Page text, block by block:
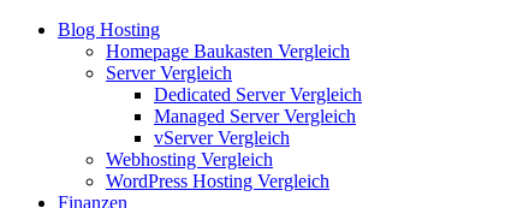
Blog Hosting
Homepage Baukasten Vergleich
Server Vergleich
Dedicated Server Vergleich
Managed Server Vergleich
vServer Vergleich
Webhosting Vergleich
WordPress Hosting Vergleich
Finanzen